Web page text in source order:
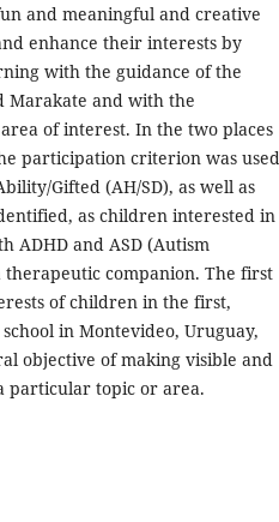
and meaningful and creative
enhance their interests by
with the guidance of the
Marakate and with the
of ​​interest. In the two places
participation criterion was used
Gifted (AH/SD), as well as
as children interested in
ADHD and ASD (Autism
companion. The first
of children in the first,
in Montevideo, Uruguay,
objective of making visible and
particular topic or area.